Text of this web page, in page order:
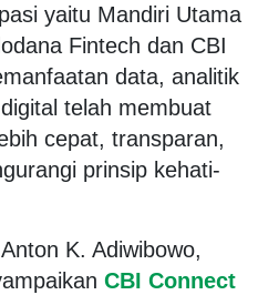
yaitu Mandiri Utama
Fintech dan CBI
data, analitik
telah membuat
cepat, transparan,
prinsip kehati-
K. Adiwibowo,
CBI Connect